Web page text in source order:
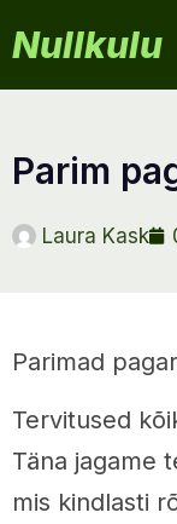
Nullkulu
parim
Laura Kask
Parimad
Tervitused
Täna jagame
mis kindlasti